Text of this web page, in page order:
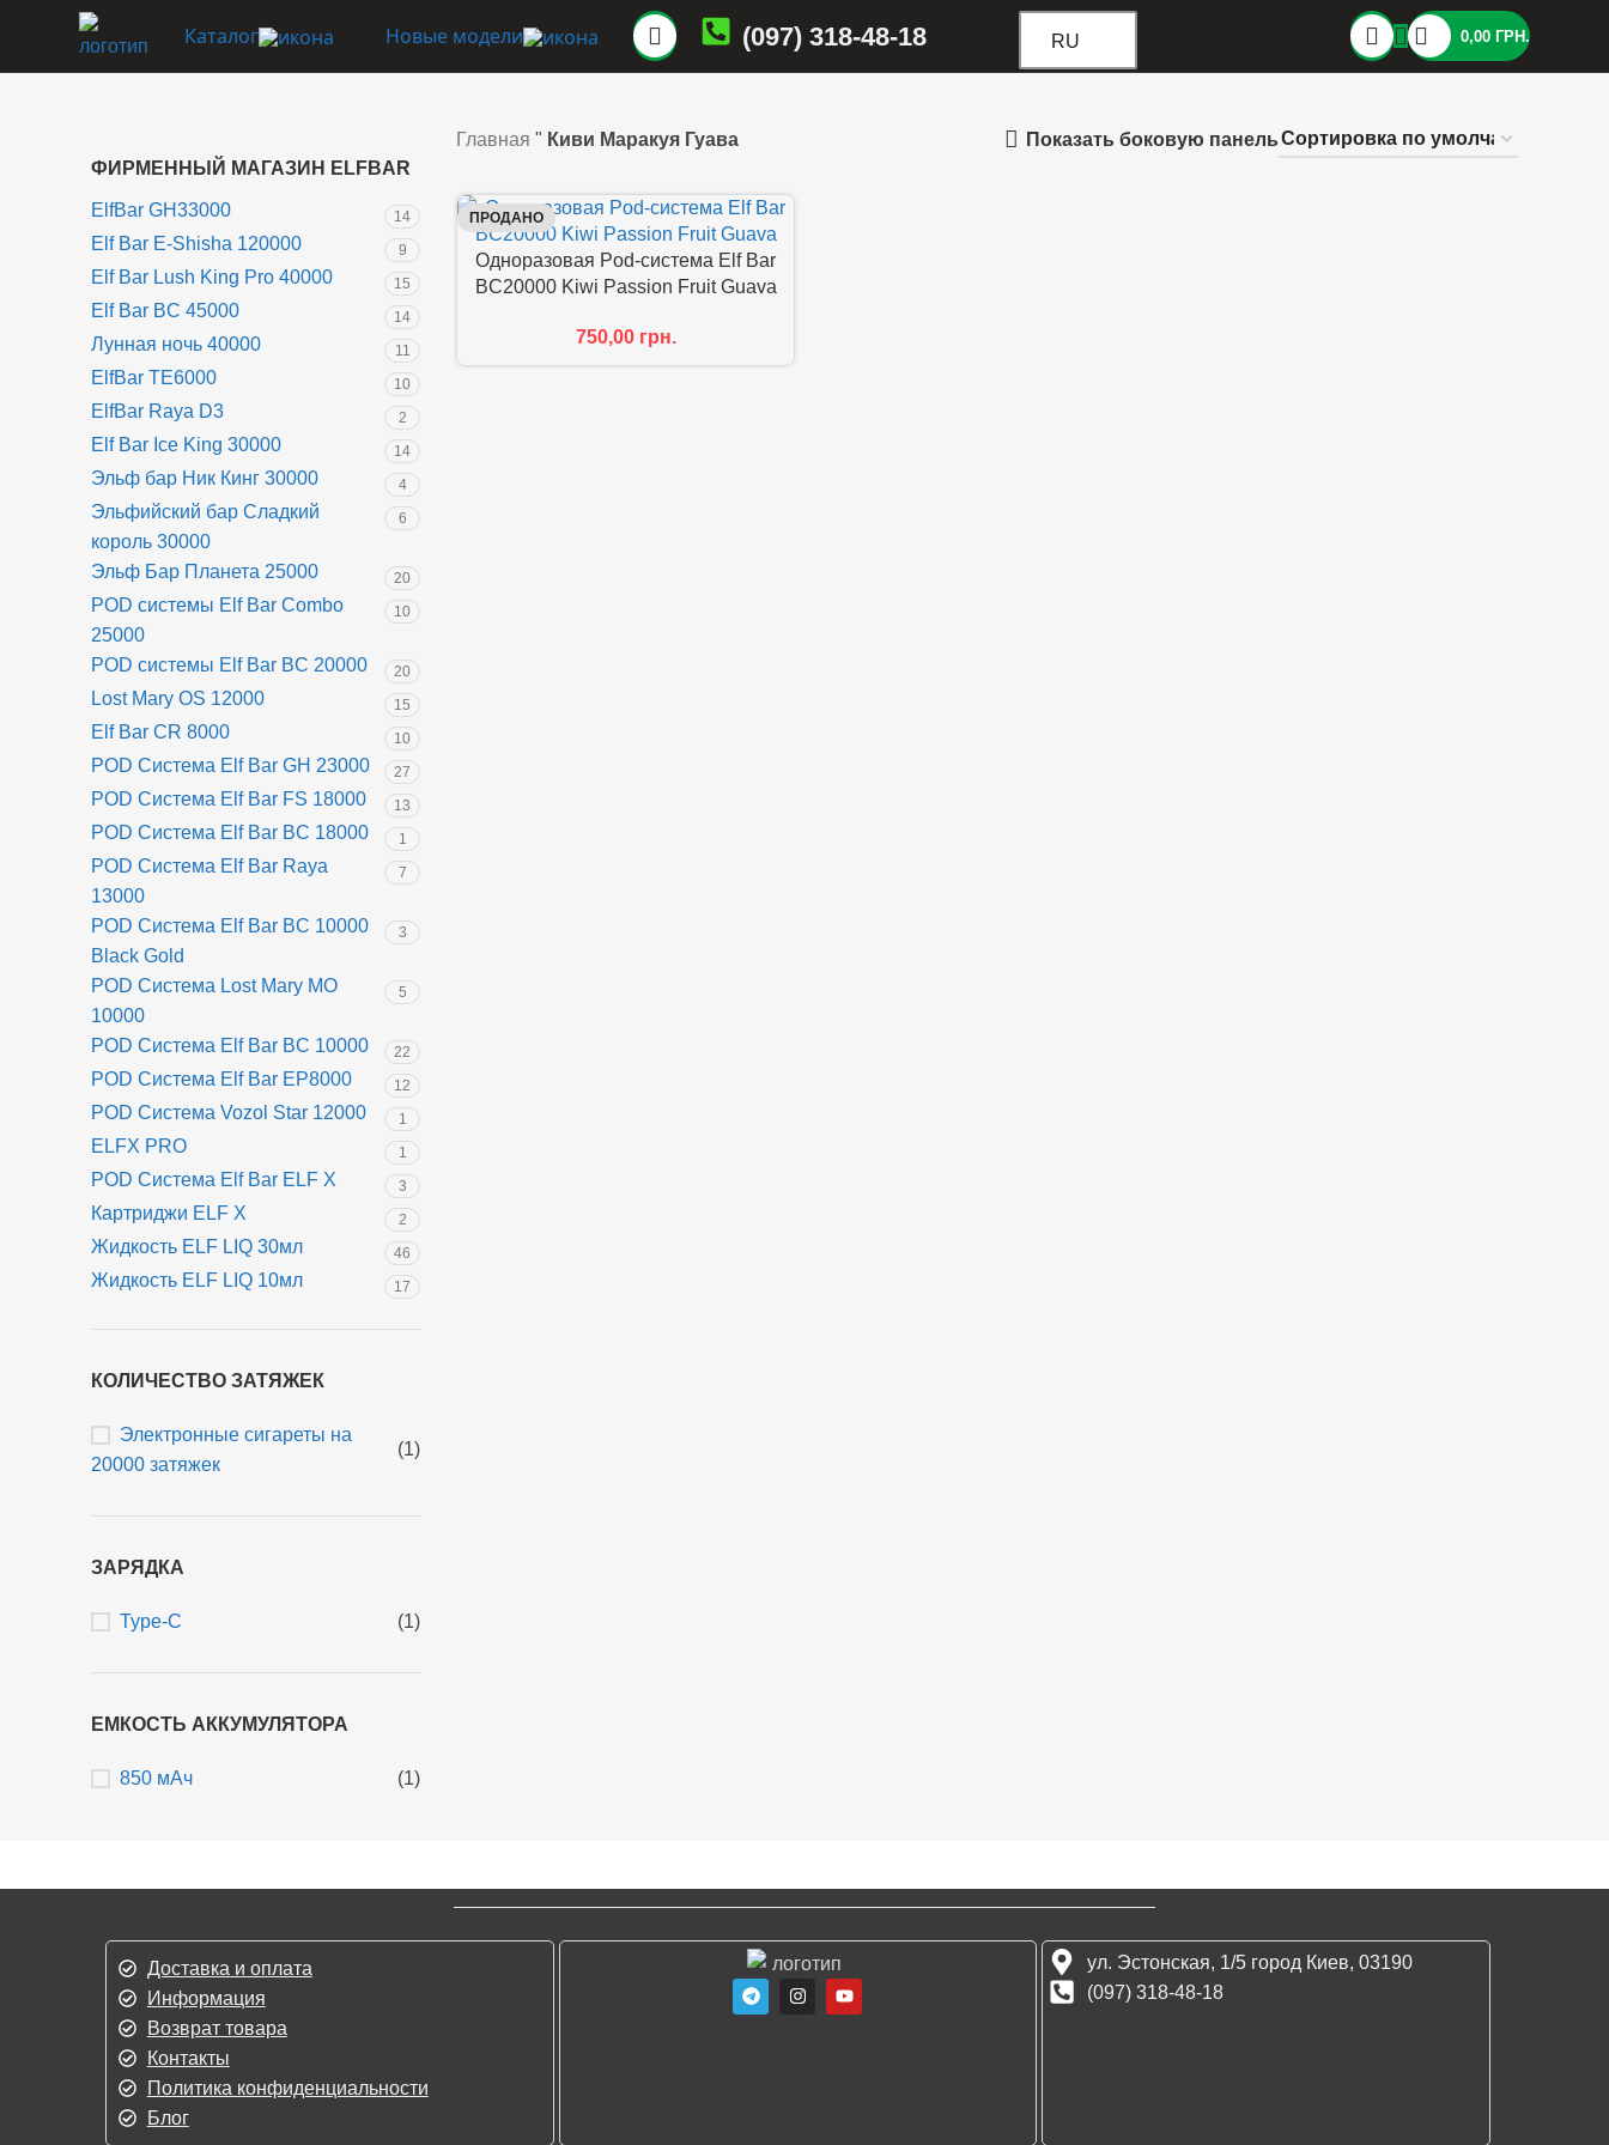
Каталог Новые модели (097) 318-48-18 RU 0,00 ГРН.
ФИРМЕННЫЙ МАГАЗИН ELFBAR
ElfBar GH33000 14
Elf Bar E-Shisha 120000 9
Elf Bar Lush King Pro 40000 15
Elf Bar BC 45000 14
Лунная ночь 40000 11
ElfBar TE6000 10
ElfBar Raya D3 2
Elf Bar Ice King 30000 14
Эльф бар Ник Кинг 30000 4
Эльфийский бар Сладкий
король 30000
6
Эльф Бар Планета 25000 20
POD системы Elf Bar Combo
25000
10
POD системы Elf Bar BC 20000 20
Lost Mary OS 12000 15
Elf Bar CR 8000 10
POD Система Elf Bar GH 23000 27
POD Система Elf Bar FS 18000 13
POD Система Elf Bar BC 18000 1
POD Система Elf Bar Raya
13000
7
POD Система Elf Bar BC 10000
Black Gold
3
POD Система Lost Mary MO
10000
5
POD Система Elf Bar BC 10000 22
POD Система Elf Bar EP8000 12
POD Система Vozol Star 12000 1
ELFX PRO 1
POD Система Elf Bar ELF X 3
Картриджи ELF X 2
Жидкость ELF LIQ 30мл 46
Жидкость ELF LIQ 10мл 17
КОЛИЧЕСТВО ЗАТЯЖЕК
Электронные сигареты на
20000 затяжек
(1)
ЗАРЯДКА
Type-C (1)
ЕМКОСТЬ АККУМУЛЯТОРА
850 мАч (1)
Главная " Киви Маракуя Гуава Показать боковую панель
ПРОДАНО
Одноразовая Pod-система Elf Bar
BC20000 Kiwi Passion Fruit Guava
750,00 грн.
Доставка и оплата
Информация
Возврат товара
Контакты
Политика конфиденциальности
Блог
ул. Эстонская, 1/5 город Киев, 03190
(097) 318-48-18